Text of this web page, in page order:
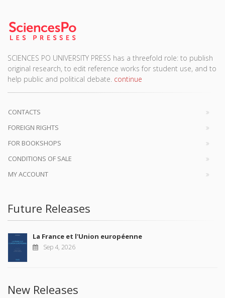
SCIENCES PO UNIVERSITY PRESS has a threefold role: to publish
original research, to edit reference works for student use, and to
help public and political debate. continue
CONTACTS
FOREIGN RIGHTS
FOR BOOKSHOPS
CONDITIONS OF SALE
MY ACCOUNT
Future Releases
La France et l'Union européenne
Sep 4, 2026
New Releases